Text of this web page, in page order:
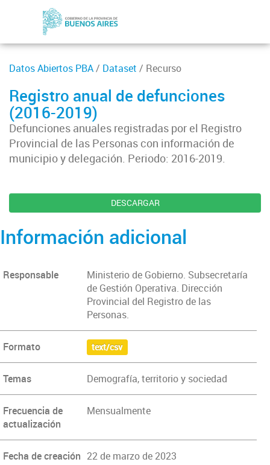
Datos Abiertos PBA/ Dataset / Recurso
Registro anual de defunciones
(2016-2019)
Defunciones anuales registradas por el Registro
Provincial de las Personas con información de
municipio y delegación. Periodo: 2016-2019.
DESCARGAR
Información adicional
Responsable
Ministerio de Gobierno. Subsecretaría
de Gestión Operativa. Dirección
Provincial del Registro de las
Personas.
Formato text/csv
Temas Demografía, territorio y sociedad
Frecuencia de
actualización
Mensualmente
Fecha de creación 22 de marzo de 2023